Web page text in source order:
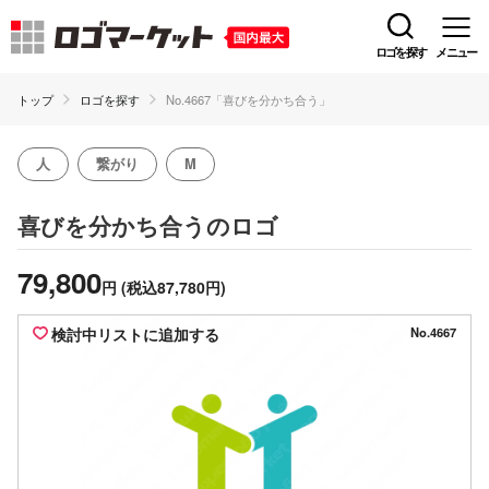
ロゴを探す メニュー
トップ ロゴを探す No.4667「喜びを分かち合う」
人 繋がり M
喜びを分かち合うのロゴ
79,800円 (税込87,780円)
検討中リストに追加する No.4667